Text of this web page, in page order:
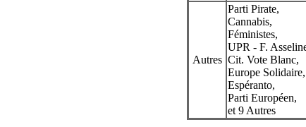
Autres
Parti Pirate,
Cannabis,
Féministes,
UPR - F.
Cit. Vote Blanc,
Europe Solidaire,
Espéranto,
Parti Européen,
et 9 Autres